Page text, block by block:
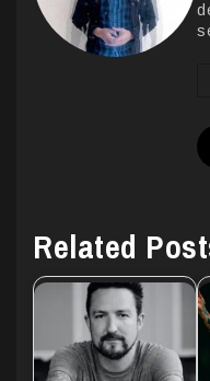
Related